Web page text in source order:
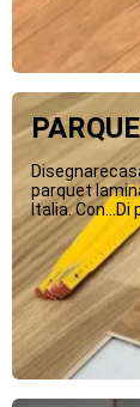
parquet
Italia. Con...Di